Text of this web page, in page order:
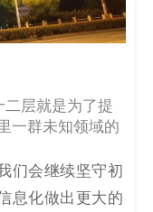
层就是为了提
一群未知领域的
们会继续坚守初
息化做出更大的